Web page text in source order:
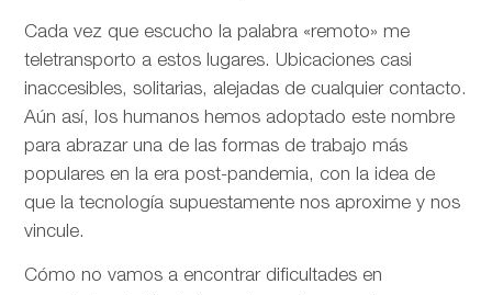
Cada vez que escucho la palabra «remoto» me
teletransporto a estos lugares. Ubicaciones casi
inaccesibles, solitarias, alejadas de cualquier contacto.
Aún así, los humanos hemos adoptado este nombre
para abrazar una de las formas de trabajo más
populares en la era post-pandemia, con la idea de
que la tecnología supuestamente nos aproxime y nos
vincule.
Cómo no vamos a encontrar dificultades en